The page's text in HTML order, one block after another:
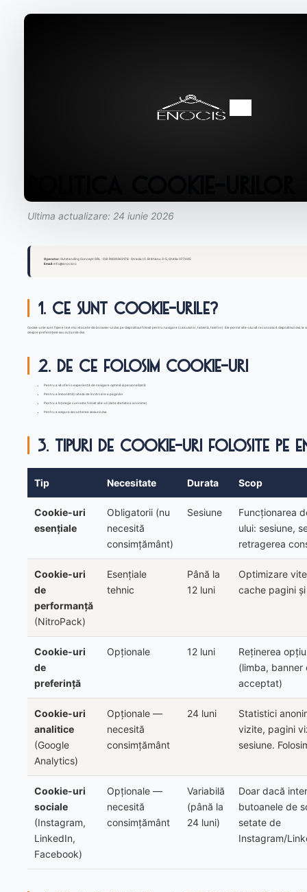
Ultima actualizare: 24 iunie 2026
Operator: Outstanding Concept SRL · CUI: RO39363176 · Strada I.C. Brătianu 3-5, Chitila 077045
Email: info@enocis.ro
1. Ce sunt cookie-urile?
Cookie-urile sunt fișiere text mici stocate de browser-ul dvs. pe dispozitivul folosit pentru navigare (calculator, tabletă, telefon). Ele permit site-ului să recunoască dispozitivul dvs. la
despre preferințele sau acțiunile dvs.
2. De ce folosim cookie-uri
Pentru a vă oferi o experiență de navigare optimă și personalizată
Pentru a îmbunătăți viteza de încărcare a paginilor
Pentru a înțelege cum este folosit site-ul (date statistice anonime)
Pentru a asigura securitatea sesiunii dvs.
3. Tipuri de cookie-uri folosite pe
Tip Necesitate Durata Scop
Cookie-uri
esențiale
Obligatorii (nu
necesită
consimțământ)
Sesiune
Funcționarea
ului: sesiune,
retragerea
Cookie-uri
de
performanță
(NitroPack)
Esențiale
tehnic
Până la
12 luni
Optimizare
cache pagini
Cookie-uri
de
preferință
Opționale 12 luni
Reținerea
(limba, banner
acceptat)
Cookie-uri
analitice
(Google
Analytics)
Opționale —
necesită
consimțământ
24 luni
Statistici
vizite, pagini
sesiune.
Cookie-uri
sociale
(Instagram,
LinkedIn,
Facebook)
Opționale —
necesită
consimțământ
Variabilă
(până la
24 luni)
Doar dacă
butoanele de
setate de
Instagram/